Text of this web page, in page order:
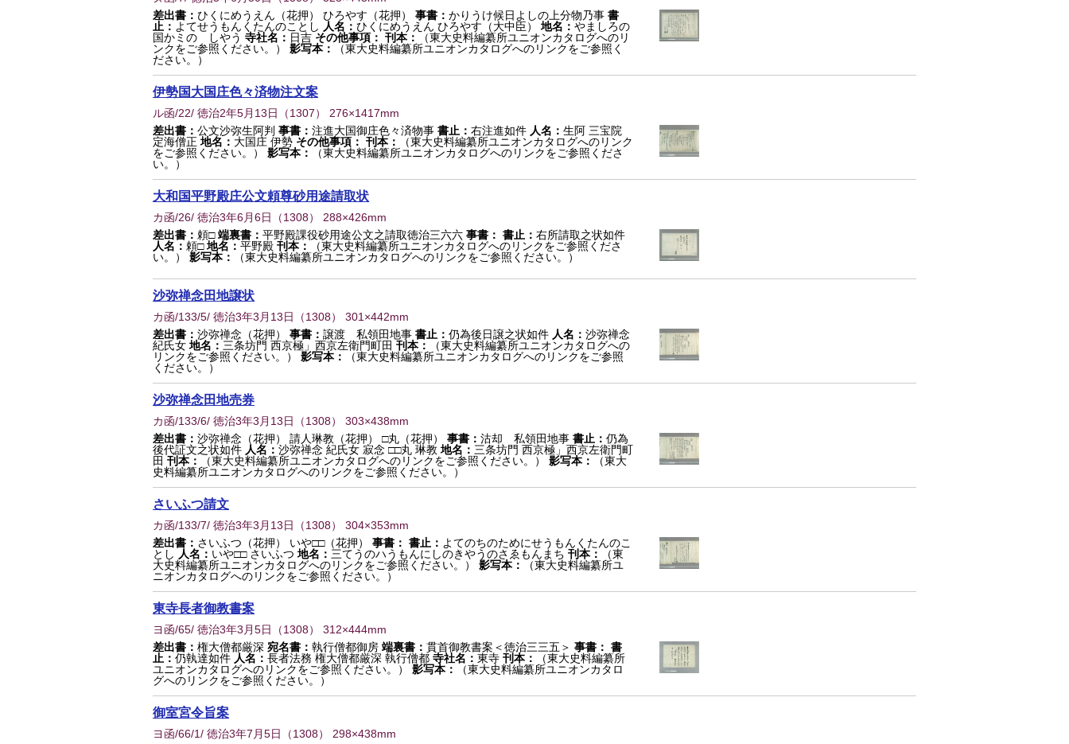
差出書： ひくにめうえん（花押） ひろやす（花押） 事書： かりうけ候日よしの上分物乃事 書
止： よてせうもんくたんのことし 人名： ひくにめうえん ひろやす（大中臣） 地名： やましろの
国かミのゝしやう 寺社名： 日吉 その他事項： 刊本：
（東大史料編纂所ユニオンカタログへのリ
ンクをご参照ください。）
影写本：
（東大史料編纂所ユニオンカタログへのリンクをご参照く
ださい。）
伊勢国大国庄色々済物注文案
ル函/22/ 徳治2年5月13日 （1307） 276×1417mm
差出書： 公文沙弥生阿判 事書： 注進大国御庄色々済物事 書止： 右注進如件 人名： 生阿 三宝院
定海僧正 地名： 大国庄 伊勢 その他事項： 刊本：
（東大史料編纂所ユニオンカタログへのリンク
をご参照ください。）
影写本：
（東大史料編纂所ユニオンカタログへのリンクをご参照くださ
い。）
大和国平野殿庄公文頼尊砂用途請取状
カ函/26/ 徳治3年6月6日 （1308） 288×426mm
差出書： 頼□ 端裏書： 平野殿課役砂用途公文之請取徳治三六六 事書： 書止： 右所請取之状如件
人名： 頼□ 地名： 平野殿 刊本：
（東大史料編纂所ユニオンカタログへのリンクをご参照くださ
い。）
影写本： （東大史料編纂所ユニオンカタログへのリンクをご参照ください。）
沙弥禅念田地譲状
カ函/133/5/ 徳治3年3月13日 （1308） 301×442mm
差出書： 沙弥禅念（花押） 事書： 譲渡 私領田地事 書止： 仍為後日譲之状如件 人名： 沙弥禅念
紀氏女 地名： 三条坊門 西京極」西京左衛門町田 刊本：
（東大史料編纂所ユニオンカタログへの
リンクをご参照ください。）
影写本：
（東大史料編纂所ユニオンカタログへのリンクをご参照
ください。）
沙弥禅念田地売券
カ函/133/6/ 徳治3年3月13日 （1308） 303×438mm
差出書： 沙弥禅念（花押） 請人琳教（花押） □丸（花押） 事書： 沽却 私領田地事 書止： 仍為
後代証文之状如件 人名： 沙弥禅念 紀氏女 寂念 □□丸 琳教 地名： 三条坊門 西京極」西京左衛門町
田 刊本： （東大史料編纂所ユニオンカタログへのリンクをご参照ください。） 影写本：
（東大
史料編纂所ユニオンカタログへのリンクをご参照ください。）
さいふつ請文
カ函/133/7/ 徳治3年3月13日 （1308） 304×353mm
差出書： さいふつ（花押） いや□□（花押） 事書： 書止： よてのちのためにせうもんくたんのこ
とし 人名： いや□□ さいふつ 地名： 三てうのハうもんにしのきやうのさゑもんまち 刊本：
（東
大史料編纂所ユニオンカタログへのリンクをご参照ください。）
影写本：
（東大史料編纂所ユ
ニオンカタログへのリンクをご参照ください。）
東寺長者御教書案
ヨ函/65/ 徳治3年3月5日 （1308） 312×444mm
差出書： 権大僧都厳深 宛名書： 執行僧都御房 端裏書： 貫首御教書案＜徳治三三五＞ 事書： 書
止： 仍執達如件 人名： 長者法務 権大僧都厳深 執行僧都 寺社名： 東寺 刊本：
（東大史料編纂所
ユニオンカタログへのリンクをご参照ください。）
影写本：
（東大史料編纂所ユニオンカタロ
グへのリンクをご参照ください。）
御室宮令旨案
ヨ函/66/1/ 徳治3年7月5日 （1308） 298×438mm